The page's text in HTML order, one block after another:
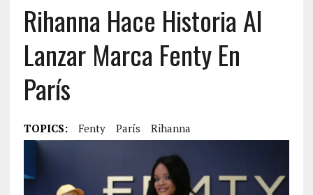
Rihanna Hace Historia Al
Lanzar Marca Fenty En
París
TOPICS: Fenty París Rihanna